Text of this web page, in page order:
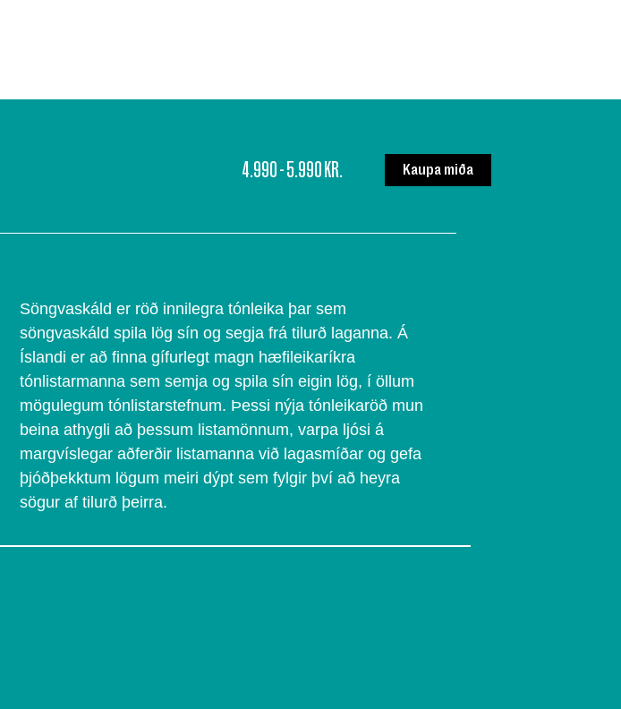
4.990 - 5.990 KR. Kaupa miða
Söngvaskáld er röð innilegra tónleika þar sem
söngvaskáld spila lög sín og segja frá tilurð laganna. Á
Íslandi er að finna gífurlegt magn hæfileikaríkra
tónlistarmanna sem semja og spila sín eigin lög, í öllum
mögulegum tónlistarstefnum. Þessi nýja tónleikaröð mun
beina athygli að þessum listamönnum, varpa ljósi á
margvíslegar aðferðir listamanna við lagasmíðar og gefa
þjóðþekktum lögum meiri dýpt sem fylgir því að heyra
sögur af tilurð þeirra.